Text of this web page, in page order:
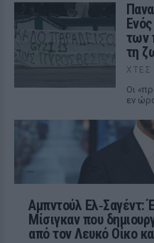
των
τη
ΧΤΕΣ
Οι
εν
Αμπντούλ Ελ‑Σαγέντ:
Μίσιγκαν που
από τον Λευκό Οίκο